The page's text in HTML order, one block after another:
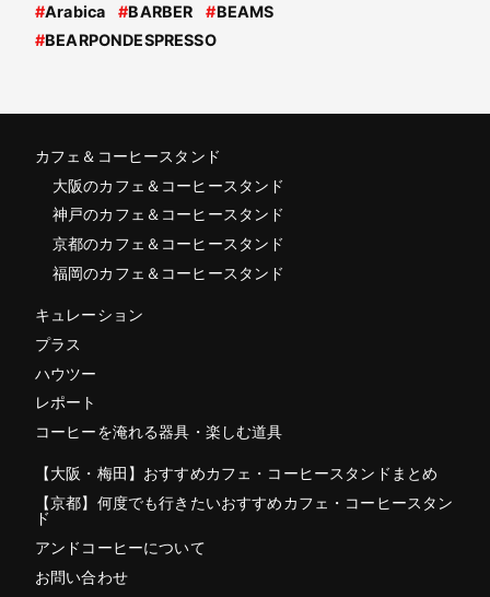
#Arabica #BARBER #BEAMS
#BEARPONDESPRESSO
カフェ＆コーヒースタンド
大阪のカフェ＆コーヒースタンド
神戸のカフェ＆コーヒースタンド
京都のカフェ＆コーヒースタンド
福岡のカフェ＆コーヒースタンド
キュレーション
プラス
ハウツー
レポート
コーヒーを淹れる器具・楽しむ道具
【大阪・梅田】おすすめカフェ・コーヒースタンドまとめ
【京都】何度でも行きたいおすすめカフェ・コーヒースタン
ド
アンドコーヒーについて
お問い合わせ